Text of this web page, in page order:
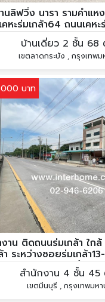
นลิฟวิ่ง นารา รามคำแ
หะร่มเกล้า64 ถนนเคห
เกล้า-ศรีนครินท
บ้านเดี่ยว 2 ชั้น 68
เขตลาดกระบัง , กรุงเทพม
บาท
งาน ติดถนนร่มเกล้า ใก
า ระหว่างซอยร่มเกล้า
ถนนรามคำแหง
สำนักงาน 4 ชั้น 45
เขตมีนบุรี , กรุงเทพมห